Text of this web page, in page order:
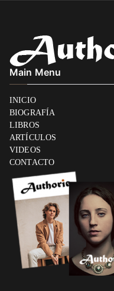
Main Menu
INICIO
BIOGRAFÍA
LIBROS
ARTÍCULOS
VIDEOS
CONTACTO